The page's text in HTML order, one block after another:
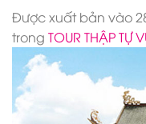
Được xuất bản vào
trong TOUR THẬP TỰ